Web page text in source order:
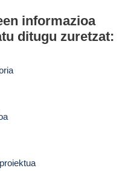
informazioa
ditugu zuretzat: